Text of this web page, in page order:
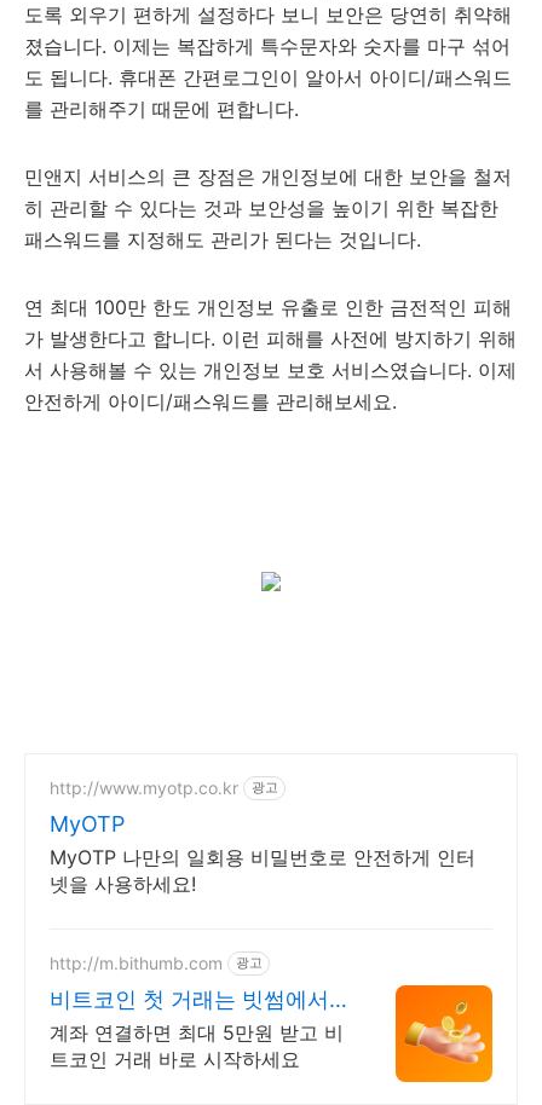
도록 외우기 편하게 설정하다 보니 보안은 당연히 취약해
졌습니다. 이제는 복잡하게 특수문자와 숫자를 마구 섞어
도 됩니다. 휴대폰 간편로그인이 알아서 아이디/패스워드
를 관리해주기 때문에 편합니다.
민앤지 서비스의 큰 장점은 개인정보에 대한 보안을 철저
히 관리할 수 있다는 것과 보안성을 높이기 위한 복잡한
패스워드를 지정해도 관리가 된다는 것입니다.
연 최대 100만 한도 개인정보 유출로 인한 금전적인 피해
가 발생한다고 합니다. 이런 피해를 사전에 방지하기 위해
서 사용해볼 수 있는 개인정보 보호 서비스였습니다. 이제
안전하게 아이디/패스워드를 관리해보세요.
http://www.myotp.co.kr 광고
MyOTP
MyOTP 나만의 일회용 비밀번호로 안전하게 인터
넷을 사용하세요!
http://m.bithumb.com 광고
비트코인 첫 거래는 빗썸에서
신규 가입 시 5만원 혜택
계좌 연결하면 최대 5만원 받고 비
트코인 거래 바로 시작하세요